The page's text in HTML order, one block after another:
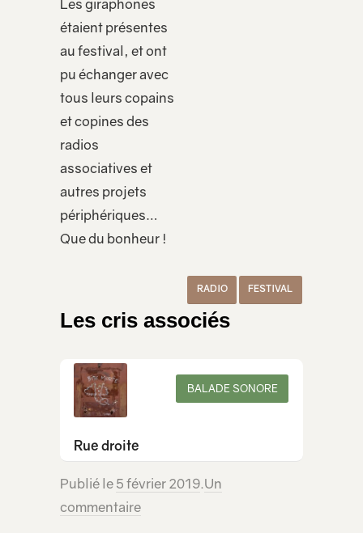
Les giraphones
étaient présentes
au festival, et ont
pu échanger avec
tous leurs copains
et copines des
radios
associatives et
autres projets
périphériques…
Que du bonheur !
FESTIVAL
RADIO
Les cris associés
BALADE SONORE
Rue droite
Publié le 5 février 2019.Un
commentaire